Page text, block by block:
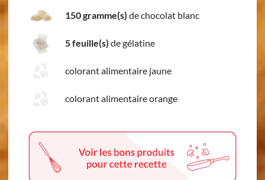
150 gramme(s) de chocolat blanc
5 feuille(s) de gélatine
colorant alimentaire jaune
colorant alimentaire orange